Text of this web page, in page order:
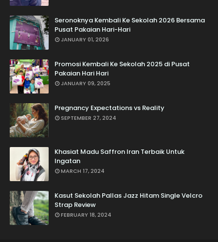
Seronoknya Kembali Ke Sekolah 2026 Bersama
Pusat Pakaian Hari-Hari
JANUARY 01, 2026
Promosi Kembali Ke Sekolah 2025 di Pusat
Pakaian Hari Hari
JANUARY 09, 2025
Pregnancy Expectations vs Reality
SEPTEMBER 27, 2024
Khasiat Madu Saffron Iran Terbaik Untuk
Ingatan
MARCH 17, 2024
Kasut Sekolah Pallas Jazz Hitam Single Velcro
Strap Review
FEBRUARY 18, 2024